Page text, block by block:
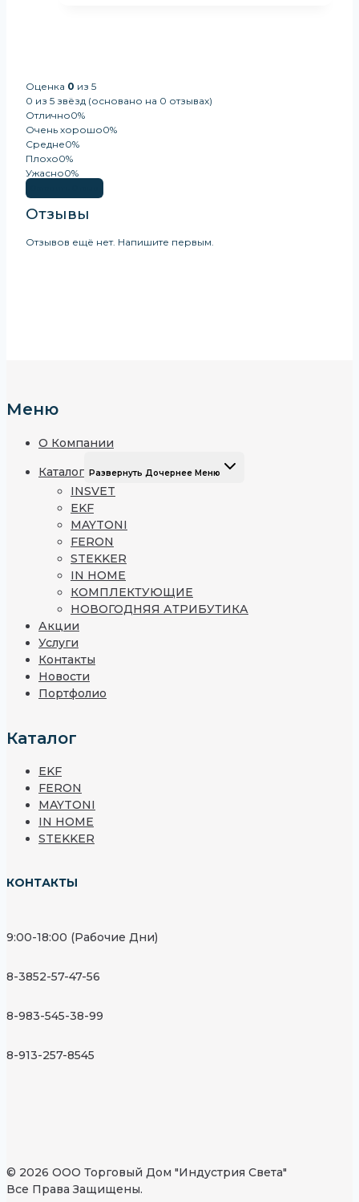
Оценка 0 из 5
0 из 5 звёзд (основано на 0 отзывах)
Отлично0%
Очень хорошо0%
Средне0%
Плохо0%
Ужасно0%
Отзывы
Отзывов ещё нет. Напишите первым.
Меню
О Компании
Каталог Развернуть Дочернее Меню
INSVET
EKF
MAYTONI
FERON
STEKKER
IN HOME
КОМПЛЕКТУЮЩИЕ
НОВОГОДНЯЯ АТРИБУТИКА
Акции
Услуги
Контакты
Новости
Портфолио
Каталог
EKF
FERON
MAYTONI
IN HOME
STEKKER
КОНТАКТЫ
9:00-18:00 (Рабочие Дни)
8-3852-57-47-56
8-983-545-38-99
8-913-257-8545
© 2026 ООО Торговый Дом "Индустрия Света"
Все Права Защищены.